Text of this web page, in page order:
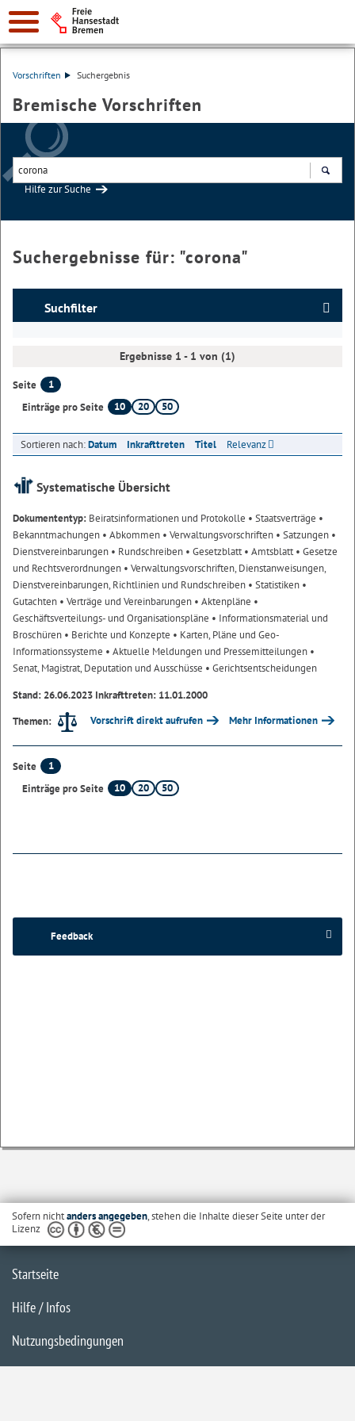
Vorschriften Suchergebnis
Bremische Vorschriften
Hilfe zur Suche
Suchergebnisse für: "corona"
Suchfilter
Ergebnisse 1 - 1 von (1)
Seite
1
Einträge pro Seite
10 20 50
Sortieren nach:Datum Inkrafttreten Titel Relevanz
Systematische Übersicht
Dokumententyp: Beiratsinformationen und Protokolle • Staatsverträge •
Bekanntmachungen • Abkommen • Verwaltungsvorschriften • Satzungen •
Dienstvereinbarungen • Rundschreiben • Gesetzblatt• Amtsblatt• Gesetze
und Rechtsverordnungen • Verwaltungsvorschriften, Dienstanweisungen,
Dienstvereinbarungen, Richtlinien und Rundschreiben • Statistiken •
Gutachten • Verträge und Vereinbarungen • Aktenpläne •
Geschäftsverteilungs- und Organisationspläne • Informationsmaterial und
Broschüren • Berichte und Konzepte • Karten, Pläne und Geo-
Informationssysteme • Aktuelle Meldungen und Pressemitteilungen •
Senat, Magistrat, Deputation und Ausschüsse • Gerichtsentscheidungen
Stand: 26.06.2023 Inkrafttreten: 11.01.2000
Themen:
Vorschrift direkt aufrufen Mehr Informationen
Seite
1
Einträge pro Seite
10 20 50
Feedback
Sofern nichtanders angegeben, stehen die Inhalte dieser Seite unter der
Lizenz
Startseite
Hilfe / Infos
Nutzungsbedingungen